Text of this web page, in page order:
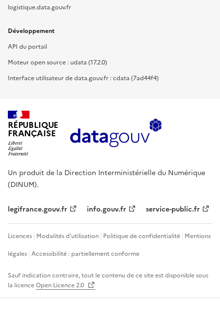
logistique.data.gouv.fr
Développement
API du portail
Moteur open source : udata (17.2.0)
Interface utilisateur de data.gouv.fr : cdata (7ad44f4)
RÉPUBLIQUE
FRANÇAISE
Un produit de la Direction Interministérielle du Numérique
(DINUM).
legifrance.gouv.fr info.gouv.fr service-public.fr
Licences Modalités d'utilisation Politique de confidentialité Mentions
légales Accessibilité : partiellement conforme
Sauf indication contraire, tout le contenu de ce site est disponible sous
la licenceOpen Licence 2.0